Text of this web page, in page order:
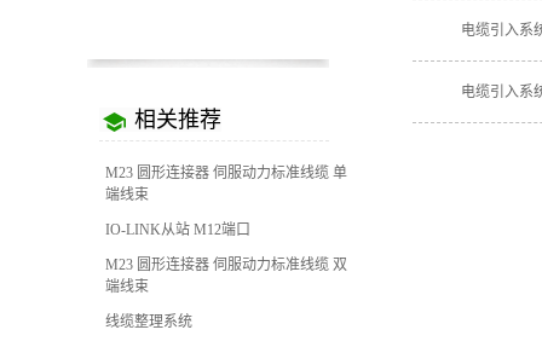
相关推荐
M23 圆形连接器 伺服动力标准线缆 单
端线束
IO-LINK从站 M12端口
M23 圆形连接器 伺服动力标准线缆 双
端线束
线缆整理系统
电缆引入系
电缆引入系